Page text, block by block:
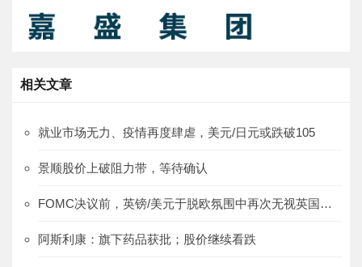
相关文章
就业市场无力、疫情再度肆虐，美元/日元或跌破105
景顺股价上破阻力带，等待确认
FOMC决议前，英镑/美元于脱欧氛围中再次无视英国数据
阿斯利康：旗下药品获批；股价继续看跌